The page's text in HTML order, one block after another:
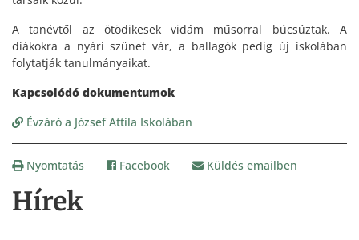
Hírek
A tanévtől az ötödikesek vidám műsorral búcsúztak. A
diákokra a nyári szünet vár, a ballagók pedig új iskolában
folytatják tanulmányaikat.
Évzáró a József Attila Iskolában
Nyomtatás Facebook Küldés emailben